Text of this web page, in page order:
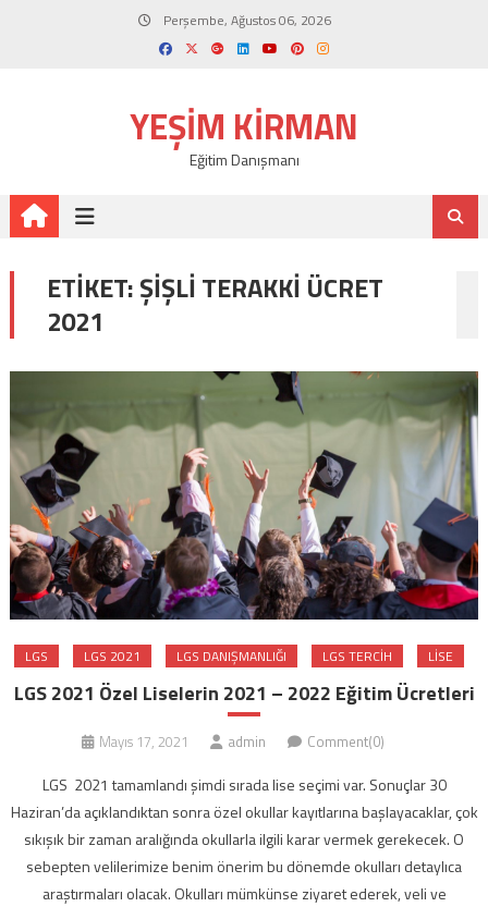
Perşembe, Ağustos 06, 2026
YEŞIM KIRMAN
Eğitim Danışmanı
ETIKET:ŞIŞLI TERAKKI ÜCRET
2021
LGS LGS 2021 LGS DANIŞMANLIĞI LGS TERCIH LISE
LGS 2021 Özel Liselerin 2021 – 2022 Eğitim Ücretleri
Mayıs 17, 2021 admin Comment(0)
LGS 2021 tamamlandı şimdi sırada lise seçimi var. Sonuçlar 30
Haziran’da açıklandıktan sonra özel okullar kayıtlarına başlayacaklar, çok
sıkışık bir zaman aralığında okullarla ilgili karar vermek gerekecek. O
sebepten velilerimize benim önerim bu dönemde okulları detaylıca
araştırmaları olacak. Okulları mümkünse ziyaret ederek, veli ve